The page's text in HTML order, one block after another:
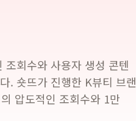
회수와 사용자 생성 콘텐
. 숏뜨가 진행한 K뷰티 브랜
압도적인 조회수와 1만